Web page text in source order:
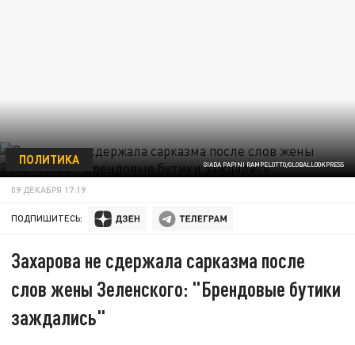
GIADA PAPINI RAMPELOTTO/GLOBALLOOKPRESS
ПОЛИТИКА
09 ДЕКАБРЯ 17:19
ПОДПИШИТЕСЬ:
Захарова не сдержала сарказма после
слов жены Зеленского: "Брендовые бутики
заждались"